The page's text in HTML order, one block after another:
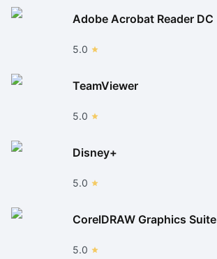
Adobe Acrobat Reader DC
5.0
TeamViewer
5.0
Disney+
5.0
CorelDRAW Graphics Suite
5.0